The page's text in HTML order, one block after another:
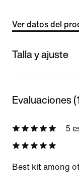
Ver datos del
Talla y ajuste
Evaluaciones
5
Best kit among